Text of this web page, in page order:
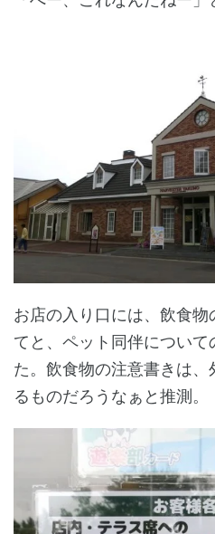
お店の入り口には、飲食
てと、ペット同伴について
た。飲食物の注意書きは、
るものだろうなぁと推測。